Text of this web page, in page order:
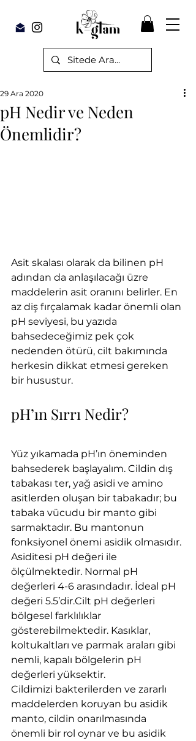
pH Nedir ve Neden
Önemlidir?
29 Ara 2020
Asit skalası olarak da bilinen pH
adından da anlaşılacağı üzre
maddelerin asit oranını belirler. En
az diş fırçalamak kadar önemli olan
pH seviyesi, bu yazıda
bahsedeceğimiz pek çok
nedenden ötürü, cilt bakımında
herkesin dikkat etmesi gereken
bir husustur.
pH’ın Sırrı Nedir?
Yüz yıkamada pH’ın öneminden
bahsederek başlayalım. Cildin dış
tabakası ter, yağ asidi ve amino
asitlerden oluşan bir tabakadır; bu
tabaka vücudu bir manto gibi
sarmaktadır. Bu mantonun
fonksiyonel önemi asidik olmasıdır.
Asiditesi pH değeri ile
ölçülmektedir. Normal pH
değerleri 4-6 arasındadır. İdeal pH
değeri 5.5’dir.Cilt pH değerleri
bölgesel farklılıklar
gösterebilmektedir. Kasıklar,
koltukaltları ve parmak araları gibi
nemli, kapalı bölgelerin pH
değerleri yüksektir.
Cildimizi bakterilerden ve zararlı
maddelerden koruyan bu asidik
manto, cildin onarılmasında
önemli bir rol oynar ve bu asidik